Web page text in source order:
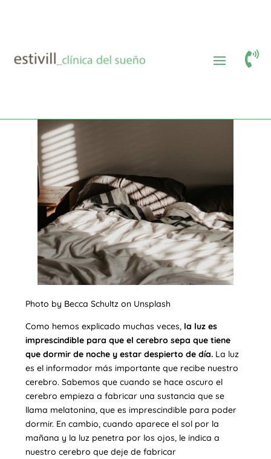

El sueño en las personas
Photo by Becca Schultz on Unsplash
Como hemos explicado muchas veces, la luz es
imprescindible para que el cerebro sepa que tiene
que dormir de noche y estar despierto de día. La luz
es el informador más importante que recibe nuestro
cerebro. Sabemos que cuando se hace oscuro el
cerebro empieza a fabricar una sustancia que se
llama melatonina, que es imprescindible para poder
dormir. En cambio, cuando aparece el sol por la
mañana y la luz penetra por los ojos, le indica a
nuestro cerebro que deje de fabricar